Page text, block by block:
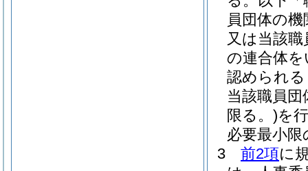
員団体の
又は当該
の連合体
認められ
当該職員
限る。)を
必要最小
3
前2項に